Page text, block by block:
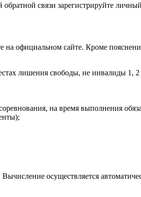
связи зарегистрируйте
на официальном сайте. Кроме
лишения свободы, не инвалиды 1, 2
на время выполнения
осуществляется